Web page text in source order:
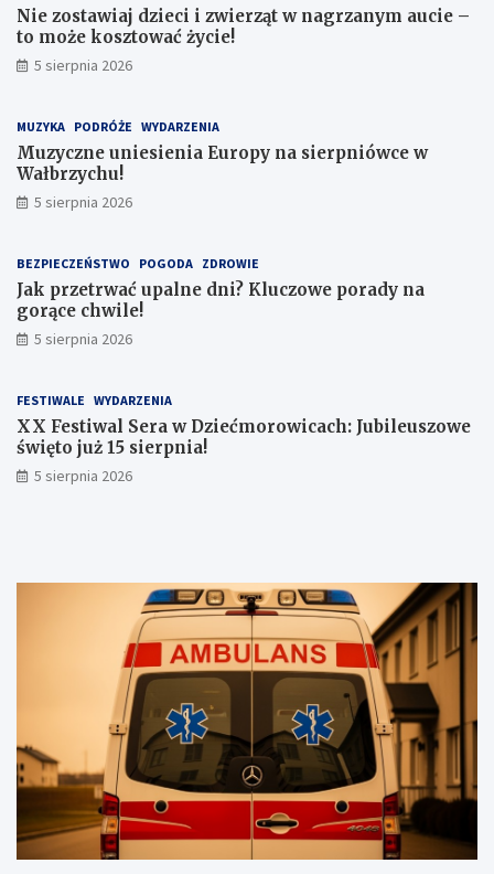
Nie zostawiaj dzieci i zwierząt w nagrzanym aucie –
to może kosztować życie!
5 sierpnia 2026
MUZYKA PODRÓŻE WYDARZENIA
Muzyczne uniesienia Europy na sierpniówce w
Wałbrzychu!
5 sierpnia 2026
BEZPIECZEŃSTWO POGODA ZDROWIE
Jak przetrwać upalne dni? Kluczowe porady na
gorące chwile!
5 sierpnia 2026
FESTIWALE WYDARZENIA
XX Festiwal Sera w Dziećmorowicach: Jubileuszowe
święto już 15 sierpnia!
5 sierpnia 2026
l
i
c
a
n
j
e
–
a
k
a
t
o
a
l